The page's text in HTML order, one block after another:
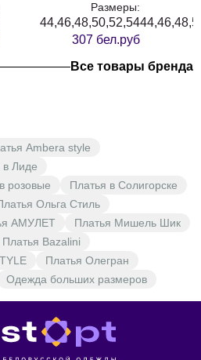
Размеры:
44,46,48,50,52,54
307 бел.руб
Все товары бренда
Ambera style
в Лиде
розовые
Платья в Солигорске
Ольга Стиль
АМУЛЕТ
Платья Мишель Шик
Платья Bazalini
Платья Олегран
Одежда больших размеров